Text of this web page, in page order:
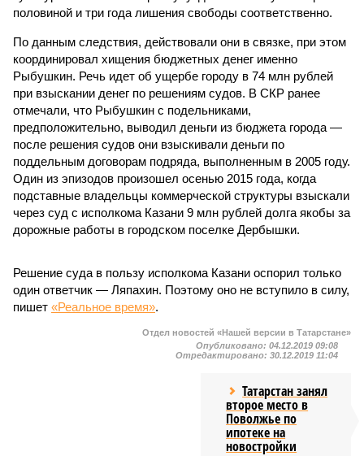
половиной и три года лишения свободы соответственно.
По данным следствия, действовали они в связке, при этом
координировал хищения бюджетных денег именно
Рыбушкин. Речь идет об ущербе городу в 74 млн рублей
при взыскании денег по решениям судов. В СКР ранее
отмечали, что Рыбушкин с подельниками,
предположительно, выводил деньги из бюджета города —
после решения судов они взыскивали деньги по
поддельным договорам подряда, выполненным в 2005 году.
Один из эпизодов произошел осенью 2015 года, когда
подставные владельцы коммерческой структуры взыскали
через суд с исполкома Казани 9 млн рублей долга якобы за
дорожные работы в городском поселке Дербышки.
Решение суда в пользу исполкома Казани оспорил только
один ответчик — Ляпахин. Поэтому оно не вступило в силу,
пишет «Реальное время».
Отдел новостей «Нашей версии в Татарстане»
Опубликовано: 04.12.2019 09:08
Отредактировано: 30.12.2019 11:04
Татарстан занял
второе место в
Поволжье по
ипотеке на
новостройки